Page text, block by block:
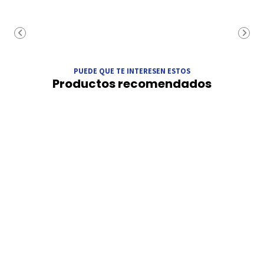
PUEDE QUE TE INTERESEN ESTOS
Productos recomendados